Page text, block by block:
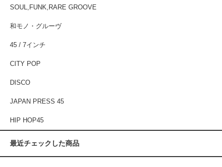
SOUL,FUNK,RARE GROOVE
和モノ・グルーヴ
45 / 7インチ
CITY POP
DISCO
JAPAN PRESS 45
HIP HOP45
最近チェックした商品